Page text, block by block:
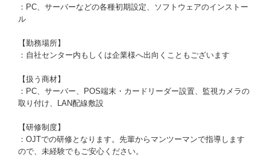
：PC、サーバーなどの各種初期設定、ソフトウェアのインストー
ル
【勤務場所】
：自社センター内もしくは企業様へ出向くこともございます
【扱う商材】
：PC、サーバー、POS端末・カードリーダー設置、監視カメラの
取り付け、LAN配線敷設
【研修制度】
：OJTでの研修となります。先輩からマンツーマンで指導します
ので、未経験でもご安心ください。